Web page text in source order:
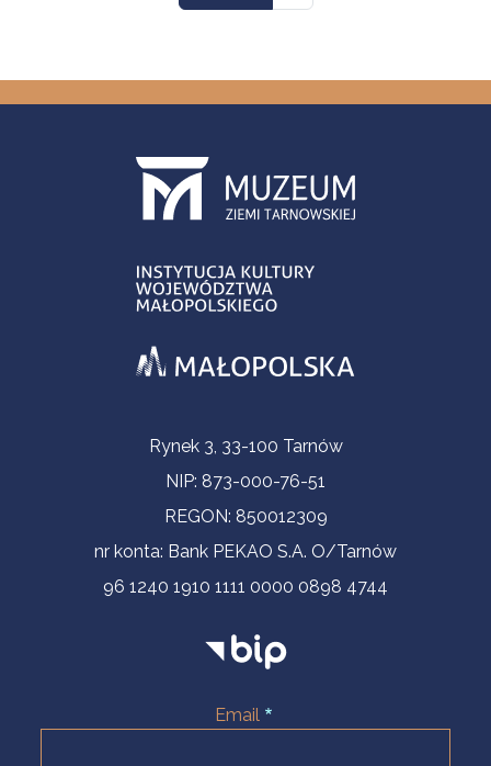
Informacje kontaktoweRynek 3, 33-100 Tarnów
NIP: 873-000-76-51
REGON: 850012309
nr konta: Bank PEKAO S.A. O/Tarnów
96 1240 1910 1111 0000 0898 4744
Email